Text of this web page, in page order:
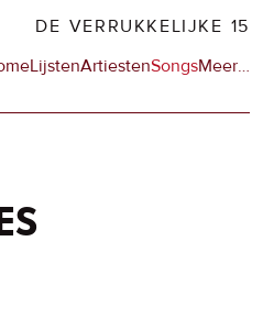
DE VERRUKKELIJKE 15
LijstenArtiestenSongsMeerop
…